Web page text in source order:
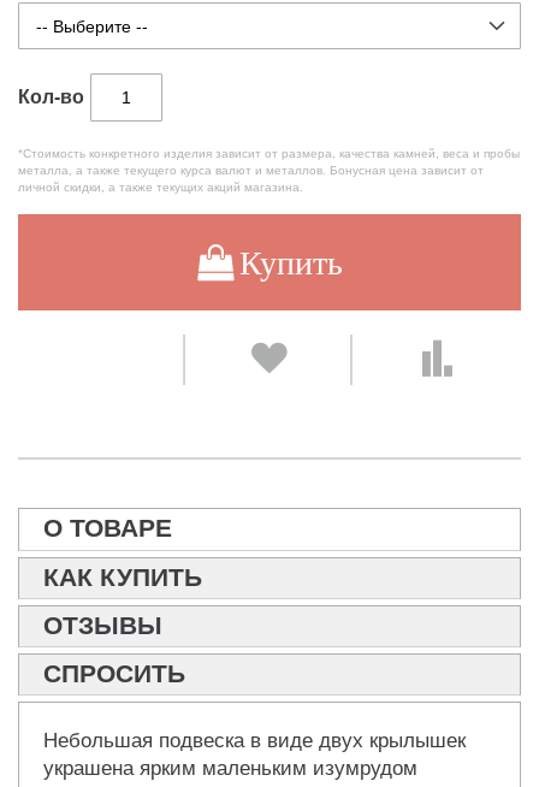
Кол-во
*Стоимость конкретного изделия зависит от размера, качества камней, веса и пробы
металла, а также текущего курса валют и металлов. Бонусная цена зависит от
личной скидки, а также текущих акций магазина.
Купить
О ТОВАРЕ
КАК КУПИТЬ
ОТЗЫВЫ
СПРОСИТЬ
Небольшая подвеска в виде двух крылышек
украшена ярким маленьким изумрудом